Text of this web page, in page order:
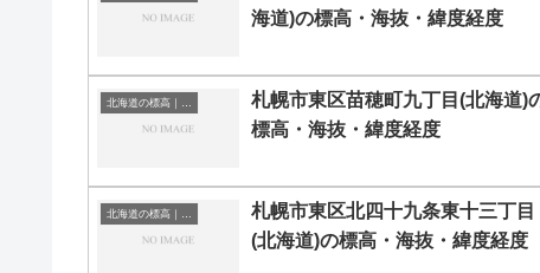
海道)の標高・海抜・緯度経度
札幌市東区苗穂町九丁目(北海道)
標高・海抜・緯度経度
札幌市東区北四十九条東十三丁目
(北海道)の標高・海抜・緯度経度